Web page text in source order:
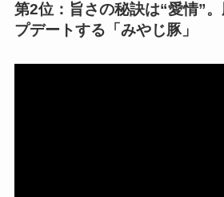
第2位：旨さの秘訣は“愛情”
プデートする「みやじ豚」